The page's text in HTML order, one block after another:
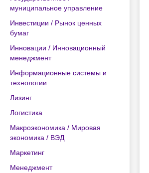
муниципальное управление
Инвестиции / Рынок ценных
бумаг
Инновации / Инновационный
менеджмент
Информационные системы и
технологии
Лизинг
Логистика
Макроэкономика / Мировая
экономика / ВЭД
Маркетинг
Менеджмент